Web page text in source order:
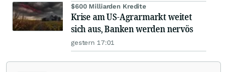
$600 Milliarden Kredite
Krise am US-Agrarmarkt weitet
sich aus, Banken werden nervös
gestern 17:01